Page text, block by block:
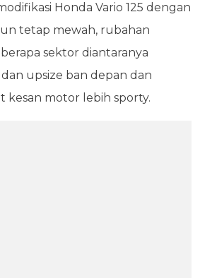
Honda Vario 125 dengan
tetap mewah, rubahan
sektor diantaranya
upsize ban depan dan
kesan motor lebih sporty.